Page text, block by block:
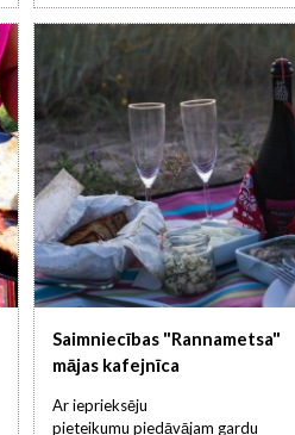
Saimniecības "Rannametsa"
mājas kafejnīca
Ar ieprieksēju
pieteikumu piedāvājam gardu